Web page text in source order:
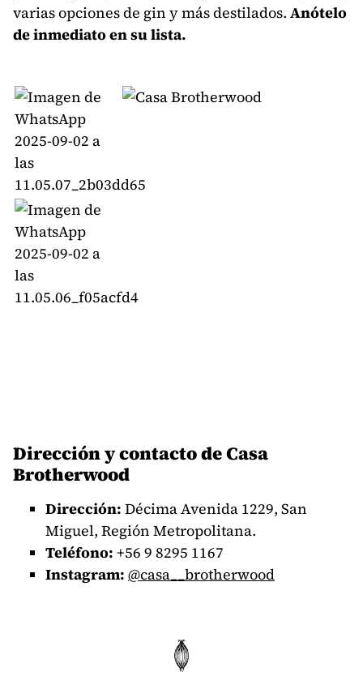
varias opciones de gin y más destilados. Anótelo
de inmediato en su lista.
Dirección y contacto de Casa
Brotherwood
Dirección: Décima Avenida 1229, San
Miguel, Región Metropolitana.
Teléfono: +56 9 8295 1167
Instagram: @casa__brotherwood